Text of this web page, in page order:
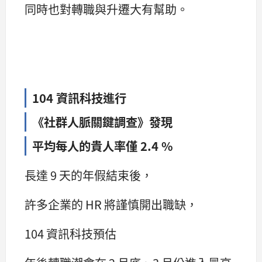
同時也對轉職與升遷大有幫助。
104 資訊科技進行
《社群人脈關鍵調查》發現
平均每人的貴人率僅 2.4 %
長達 9 天的年假結束後，
許多企業的 HR 將謹慎開出職缺，
104 資訊科技預估